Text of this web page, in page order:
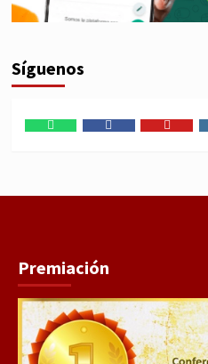
Síguenos
Premiación